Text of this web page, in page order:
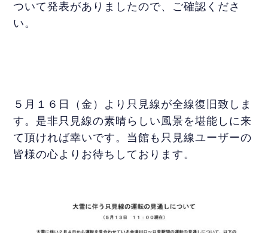
ついて発表がありましたので、ご確認くださ
い。
５月１６日（金）より只見線が全線復旧致しま
す。是非只見線の素晴らしい風景を堪能しに来
て頂ければ幸いです。当館も只見線ユーザーの
皆様の心よりお待ちしております。